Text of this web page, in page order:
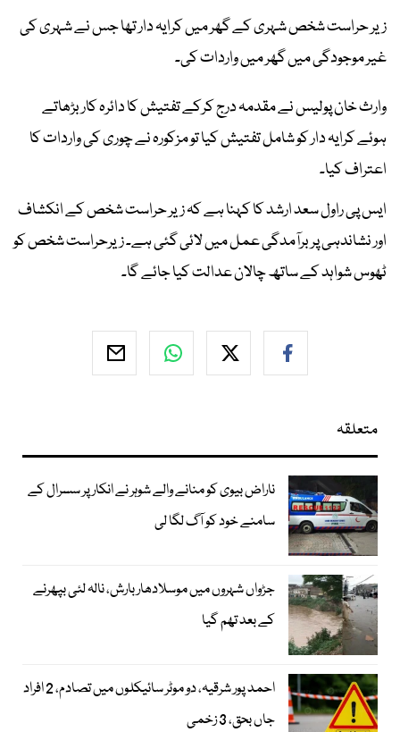
زیر حراست شخص شہری کے گھر میں کرایہ دار تھا جس نے شہری کی
غیر موجودگی میں گھر میں واردات کی۔
وارث خان پولیس نے مقدمہ درج کرکے تفتیش کا دائرہ کار بڑھاتے
ہوئے کرایہ دار کو شامل تفتیش کیا تو مزکورہ نے چوری کی واردات کا
اعتراف کیا۔
ایس پی راول سعد ارشد کا کہنا ہے کہ زیر حراست شخص کے انکشاف
اور نشاندہی پر برآمدگی عمل میں لائی گئی ہے۔ زیرحراست شخص کو
ٹھوس شواہد کے ساتھ چالان عدالت کیا جائے گا۔
متعلقہ
ناراض بیوی کو منانے والے شوہر نے انکار پر سسرال کے
سامنے خود کو آگ لگا لی
جڑواں شہروں میں موسلادھار بارش، نالہ لئی بپھرنے
کے بعد تھم گیا
احمد پور شرقیہ، دو موٹر سائیکلوں میں تصادم، 2 افراد
جاں بحق، 3 زخمی